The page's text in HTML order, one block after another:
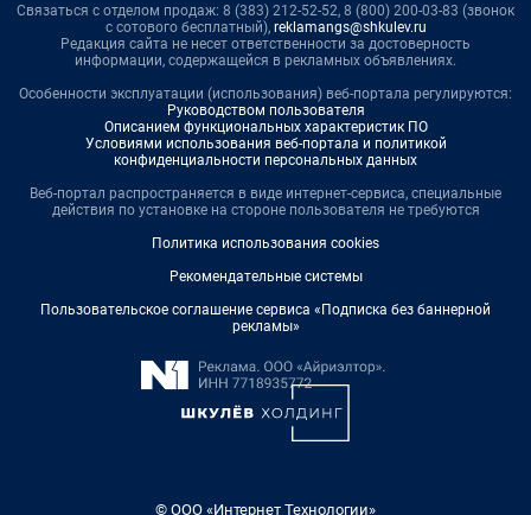
Связаться с отделом продаж: 8 (383) 212-52-52, 8 (800) 200-03-83 (звонок
с сотового бесплатный), reklamangs@shkulev.ru
Редакция сайта не несет ответственности за достоверность
информации, содержащейся в рекламных объявлениях.
Особенности эксплуатации (использования) веб-портала регулируются:
Руководством пользователя
Описанием функциональных характеристик ПО
Условиями использования веб-портала и политикой
конфиденциальности персональных данных
Веб-портал распространяется в виде интернет-сервиса, специальные
действия по установке на стороне пользователя не требуются
Политика использования cookies
Рекомендательные системы
Пользовательское соглашение сервиса «Подписка без баннерной
рекламы»
© ООО «Интернет Технологии»